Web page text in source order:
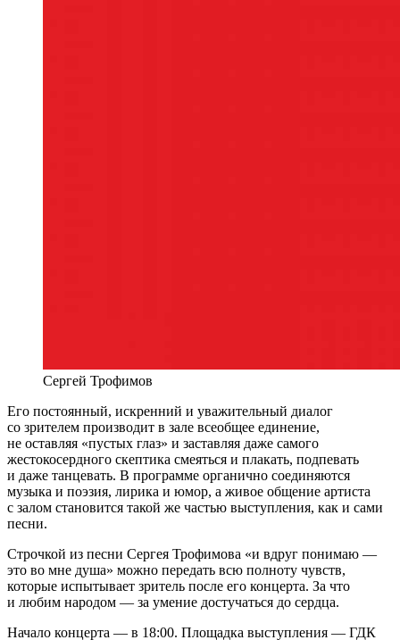
Сергей Трофимов
Его постоянный, искренний и уважительный диалог
со зрителем производит в зале всеобщее единение,
не оставляя «пустых глаз» и заставляя даже самого
жестокосердного скептика смеяться и плакать, подпевать
и даже танцевать. В программе органично соединяются
музыка и поэзия, лирика и юмор, а живое общение артиста
с залом становится такой же частью выступления, как и сами
песни.
Строчкой из песни Сергея Трофимова «и вдруг понимаю —
это во мне душа» можно передать всю полноту чувств,
которые испытывает зритель после его концерта. За что
и любим народом — за умение достучаться до сердца.
Начало концерта — в 18:00. Площадка выступления — ГДК